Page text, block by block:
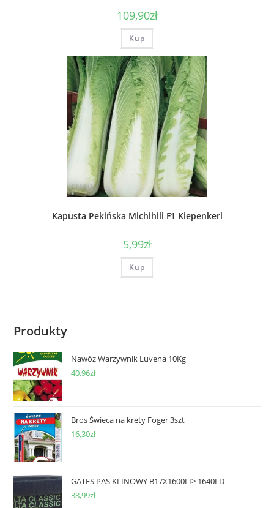
109,90zł
Kup
Kapusta Pekińska Michihili F1 Kiepenkerl
5,99zł
Kup
Produkty
Nawóz Warzywnik Luvena 10Kg
40,96zł
Bros Świeca na krety Foger 3szt
16,30zł
GATES PAS KLINOWY B17X1600LI> 1640LD
38,99zł